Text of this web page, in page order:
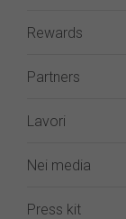
Rewards
Partners
Lavori
Nei media
Press kit